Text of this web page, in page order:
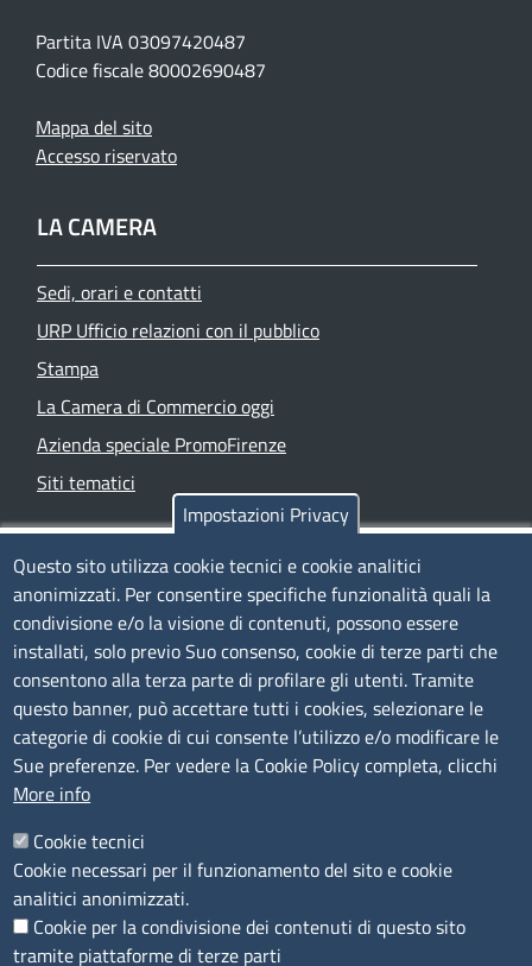
Partita IVA 03097420487
Codice fiscale 80002690487
Mappa del sito
Accesso riservato
LA CAMERA
Sedi, orari e contatti
URP Ufficio relazioni con il pubblico
Stampa
La Camera di Commercio oggi
Azienda speciale PromoFirenze
Siti tematici
TRASPARENZA
Albo Online
Amministrazione trasparente
Bandi e concorsi
Segnalazioni Whistleblowing
Accessibilità
IBAN e pagamenti informatici
Informative privacy e cookie
Verifiche PA
Attuazione misure PNRR
Modulistica
Impostazioni Privacy
Questo sito utilizza cookie tecnici e cookie analitici
anonimizzati. Per consentire specifiche funzionalità quali la
condivisione e/o la visione di contenuti, possono essere
installati, solo previo Suo consenso, cookie di terze parti che
consentono alla terza parte di profilare gli utenti. Tramite
questo banner, può accettare tutti i cookies, selezionare le
categorie di cookie di cui consente l’utilizzo e/o modificare le
Sue preferenze. Per vedere la Cookie Policy completa, clicchi
More info
Cookie tecnici
Cookie necessari per il funzionamento del sito e cookie
analitici anonimizzati.
Cookie per la condivisione dei contenuti di questo sito
tramite piattaforme di terze parti